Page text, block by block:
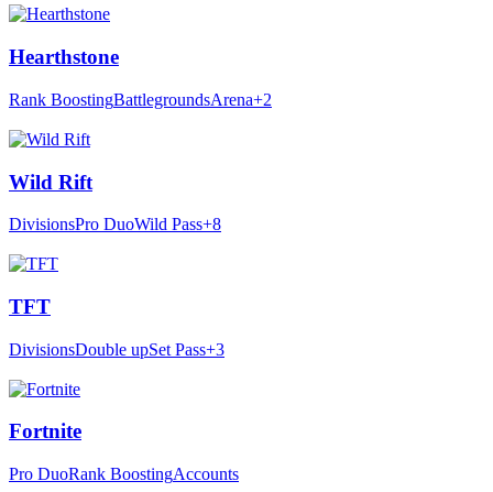
Hearthstone
Rank BoostingBattlegroundsArena+2
Wild Rift
DivisionsPro DuoWild Pass+8
TFT
DivisionsDouble upSet Pass+3
Fortnite
Pro DuoRank BoostingAccounts